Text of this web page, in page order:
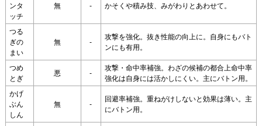
ンタ
ッチ
無 - かそくや積み技、みがわりとあわせて。
つる
ぎの
まい
無 -
攻撃を強化。抜き性能の向上に。自身にもバト
ンにも有用。
つめ
とぎ
悪 -
攻撃・命中率補強。わざの候補の都合上命中率
強化は自身には活かしにくい。主にバトン用。
かげ
ぶん
しん
無 -
回避率補強。重ねがけしないと効果は薄い。主
にバトン用。